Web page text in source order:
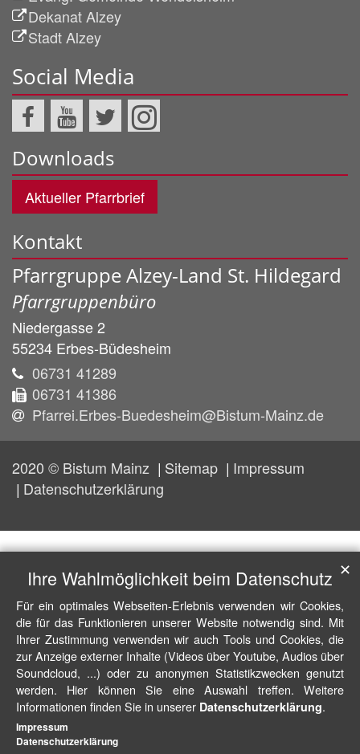
Dekanat Alzey
Stadt Alzey
Social Media
Downloads
Aktueller Pfarrbrief
Kontakt
Pfarrgruppe Alzey-Land St. Hildegard
Pfarrgruppenbüro
Niedergasse 2
55234 Erbes-Büdesheim
06731 41289
06731 41386
Pfarrei.Erbes-Buedesheim@Bistum-Mainz.de
2020 © Bistum Mainz Sitemap
Impressum
Datenschutzerklärung
Ihre Wahlmöglichkeit beim Datenschutz
Für ein optimales Webseiten-Erlebnis verwenden wir Cookies,
die für das Funktionieren unserer Website notwendig sind. Mit
Ihrer Zustimmung verwenden wir auch Tools und Cookies, die
zur Anzeige externer Inhalte (Videos über Youtube, Audios über
Soundcloud, ...) oder zu anonymen Statistikzwecken genutzt
werden. Hier können Sie eine Auswahl treffen. Weitere
Informationen finden Sie in unserer Datenschutzerklärung.
✕
Impressum
Datenschutzerklärung